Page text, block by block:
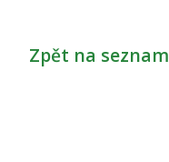
Zpět na seznam